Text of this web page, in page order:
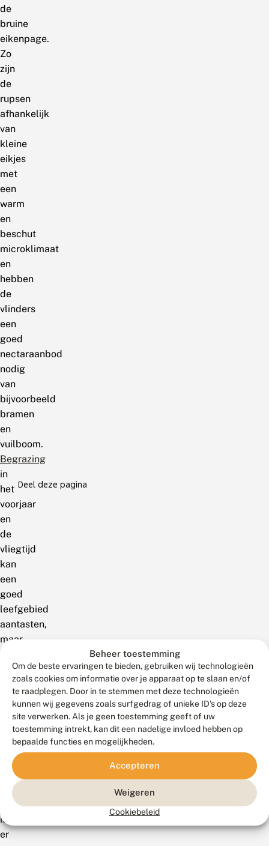
Beheer toestemming
Om de beste ervaringen te bieden, gebruiken wij technologieën
zoals cookies om informatie over je apparaat op te slaan en/of
te raadplegen. Door in te stemmen met deze technologieën
kunnen wij gegevens zoals surfgedrag of unieke ID's op deze
site verwerken. Als je geen toestemming geeft of uw
toestemming intrekt, kan dit een nadelige invloed hebben op
bepaalde functies en mogelijkheden.
Accepteren
Weigeren
Cookiebeleid
de
bruine
eikenpage.
Zo
zijn
de
rupsen
afhankelijk
van
kleine
eikjes
met
een
warm
en
beschut
microklimaat
en
hebben
de
vlinders
een
goed
nectaraanbod
nodig
van
bijvoorbeeld
bramen
en
vuilboom.
Begrazing
in
het
voorjaar
en
de
vliegtijd
kan
een
goed
leefgebied
aantasten,
maar
kan
met
een
goede
dosering
van
graasdruk
worden
opgelost.Nu
is
er
Deel deze pagina